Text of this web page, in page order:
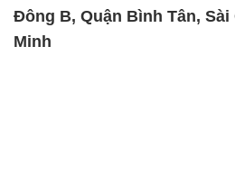
Đông B, Quận Bình Tân, Sài
Minh